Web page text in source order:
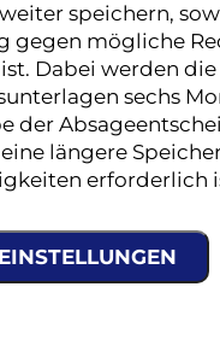
speichern,
gegen mögliche
Dabei werden die
sechs
der
längere
erforderlich